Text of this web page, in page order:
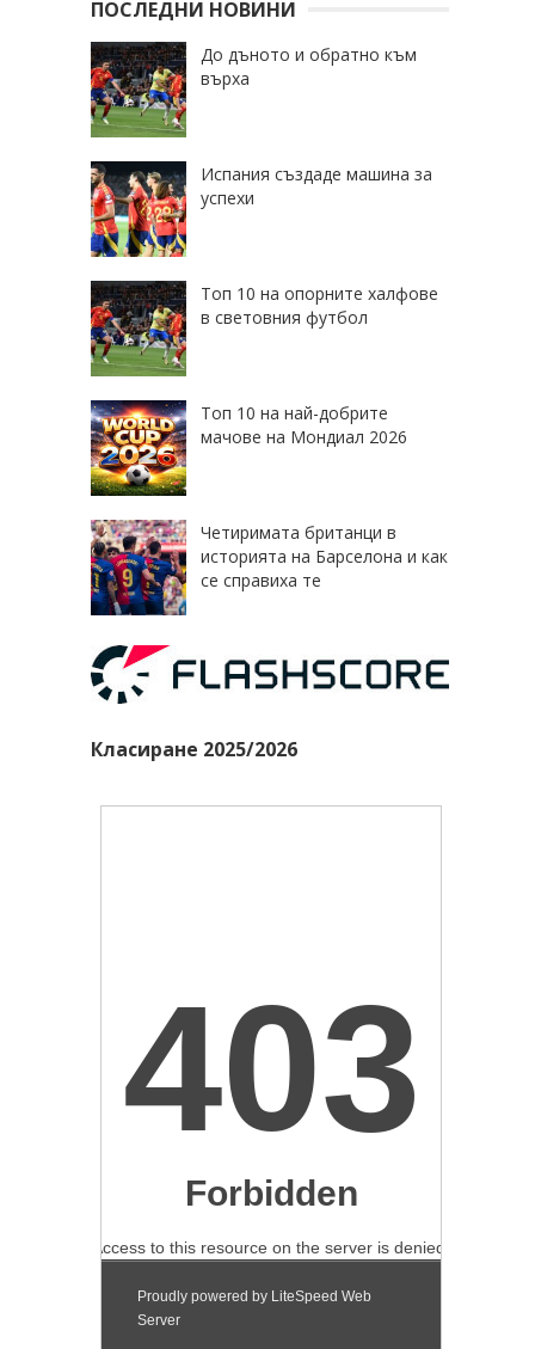
ПОСЛЕДНИ НОВИНИ
До дъното и обратно към
върха
Испания създаде машина за
успехи
Топ 10 на опорните халфове
в световния футбол
Топ 10 на най-добрите
мачове на Мондиал 2026
Четиримата британци в
историята на Барселона и как
се справиха те
Класиране 2025/2026